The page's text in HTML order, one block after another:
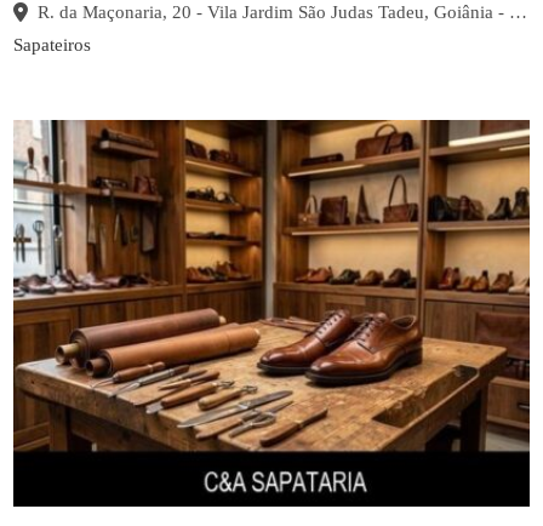
R. da Maçonaria, 20 - Vila Jardim São Judas Tadeu, Goiânia - GO, 74685-220, Brasil
Sapateiros